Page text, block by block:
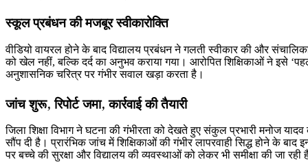
स्कूल प्रबंधन की मजबूर स्वीकारोक्ति
वीडियो वायरल होने के बाद विद्यालय प्रबंधन ने गलती स्वीकार की और
को खेल नहीं, बल्कि दर्द का अनुभव कराया गया। आरोपित शिक्षिकाओं ने इसे
अनुशासनिक चरित्र पर गंभीर सवाल खड़ा करता है।
जांच शुरू, रिपोर्ट जमा, कार्रवाई की तैयारी
जिला शिक्षा विभाग ने घटना की गंभीरता को देखते हुए संकुल प्रभारी मनोज
सौंप दी है। प्रारंभिक जांच में शिक्षिकाओं की गंभीर लापरवाही सिद्ध होने के
पर बच्चे की सुरक्षा और विद्यालय की व्यवस्थाओं को लेकर भी समीक्षा की जा रही